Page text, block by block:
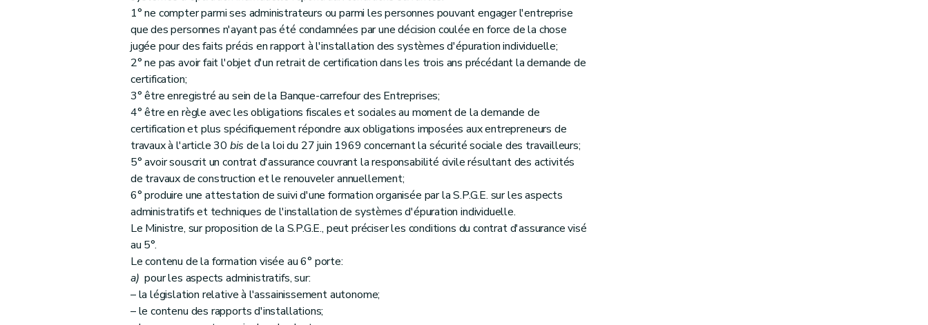
1° ne compter parmi ses administrateurs ou parmi les personnes pouvant engager l'entreprise
que des personnes n'ayant pas été condamnées par une décision coulée en force de la chose
jugée pour des faits précis en rapport à l'installation des systèmes d'épuration individuelle;
2° ne pas avoir fait l'objet d'un retrait de certification dans les trois ans précédant la demande de
certification;
3° être enregistré au sein de la Banque-carrefour des Entreprises;
4° être en règle avec les obligations fiscales et sociales au moment de la demande de
certification et plus spécifiquement répondre aux obligations imposées aux entrepreneurs de
travaux à l'article 30 bis de la loi du 27 juin 1969 concernant la sécurité sociale des travailleurs;
5° avoir souscrit un contrat d'assurance couvrant la responsabilité civile résultant des activités
de travaux de construction et le renouveler annuellement;
6° produire une attestation de suivi d'une formation organisée par la S.P.G.E. sur les aspects
administratifs et techniques de l'installation de systèmes d'épuration individuelle.
Le Ministre, sur proposition de la S.P.G.E., peut préciser les conditions du contrat d'assurance visé
au 5°.
Le contenu de la formation visée au 6° porte:
a) pour les aspects administratifs, sur:
– la législation relative à l'assainissement autonome;
– le contenu des rapports d'installations;